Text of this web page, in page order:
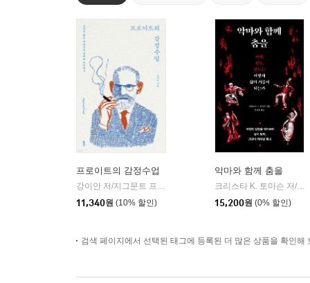
프로이트의 감정수업
필로틱
11,340원 (10% 할인)
악마와 함께 춤을
15,200원 (0% 할인)
검색 페이지에서 선택된 태그에 등록된 더 많은 상품을 확인해